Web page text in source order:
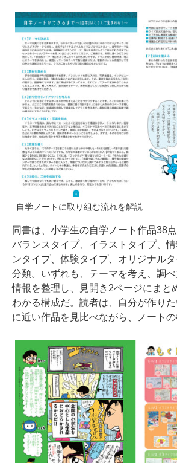
自学ノートに取り組む流れを解説
同書は、小学生の自学ノート作品38
バランスタイプ、イラストタイプ、
ンタイプ、体験タイプ、オリジナル
分類。いずれも、テーマを考え、調
情報を整理し、見開き2ページにまと
わかる構成だ。読者は、自分が作り
に近い作品を見比べながら、ノートの